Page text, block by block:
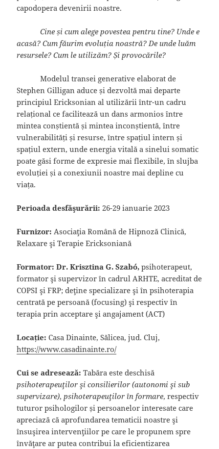
capodopera devenirii noastre.
Cine și cum alege povestea pentru tine? Unde e
acasă? Cum făurim evoluția noastră? De unde luăm
resursele? Cum le utilizăm? Și provocările?
Modelul transei generative elaborat de
Stephen Gilligan aduce și dezvoltă mai departe
principiul Ericksonian al utilizării într-un cadru
relațional ce facilitează un dans armonios între
mintea conștientă și mintea inconștientă, între
vulnerabilități și resurse, între spațiul intern și
spațiul extern, unde energia vitală a sinelui somatic
poate găsi forme de expresie mai flexibile, în slujba
evoluției și a conexiunii noastre mai depline cu
viața.
Perioada desfăşurării: 26-29 ianuarie 2023
Furnizor: Asociaţia Română de Hipnoză Clinică,
Relaxare şi Terapie Ericksoniană
Formator: Dr. Krisztina G. Szabó, psihoterapeut,
formator şi supervizor în cadrul ARHTE, acreditat de
COPSI şi FRP; deţine specializare şi în psihoterapia
centrată pe persoană (focusing) şi respectiv în
terapia prin acceptare şi angajament (ACT)
Locație:Casa Dinainte, Sălicea, jud. Cluj,
https://www.casadinainte.ro/
Cui se adresează:Tabăra este deschisă
psihoterapeuţilor şi consilierilor (autonomi şi sub
supervizare), psihoterapeuţilor în formare, respectiv
tuturor psihologilor și persoanelor interesate care
apreciază că aprofundarea tematicii noastre şi
însuşirea intervenţiilor pe care le propunem spre
învăţare ar putea contribui la eficientizarea